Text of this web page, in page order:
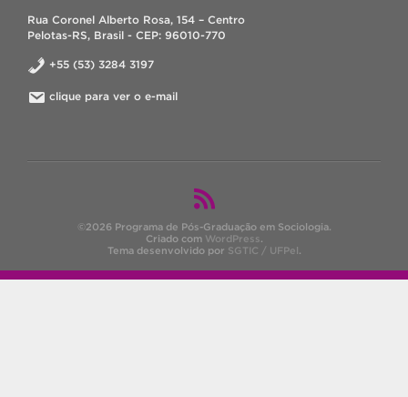
Rua Coronel Alberto Rosa, 154 – Centro
Pelotas-RS, Brasil - CEP: 96010-770
+55 (53) 3284 3197
clique para ver o e-mail
©2026 Programa de Pós-Graduação em Sociologia.
Criado com WordPress.
Tema desenvolvido por SGTIC / UFPel.